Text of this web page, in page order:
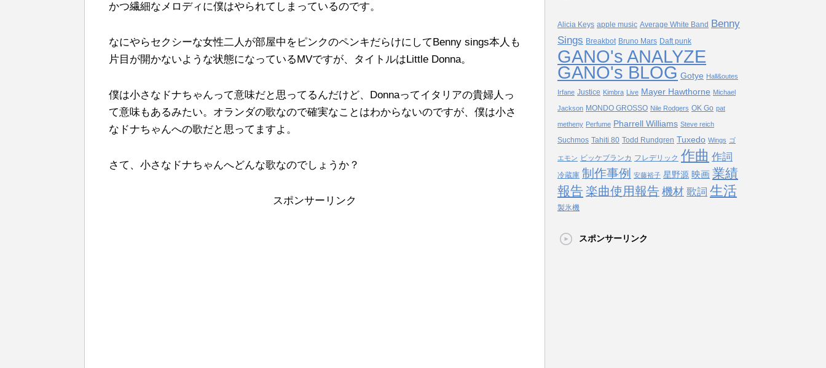
かつ繊細なメロディに僕はやられてしまっているのです。
なにやらセクシーな女性二人が部屋中をピンクのペンキだらけにしてBenny sings本人も
片目が開かないような状態になっているMVですが、タイトルはLittle Donna。
僕は小さなドナちゃんって意味だと思ってるんだけど、Donnaってイタリアの貴婦人っ
て意味もあるみたい。オランダの歌なので確実なことはわからないのですが、僕は小さ
なドナちゃんへの歌だと思ってますよ。
さて、小さなドナちゃんへどんな歌なのでしょうか？
スポンサーリンク
Alicia Keys apple music Average White Band Benny
Sings Breakbot Bruno Mars Daft punk
GANO's ANALYZE
GANO's BLOG Gotye Hall&outes
Irfane Justice Kimbra Live Mayer Hawthorne Michael
Jackson MONDO GROSSO Nile Rodgers OK Go pat
metheny Perfume Pharrell Williams Steve reich
Suchmos Tahiti 80 Todd Rundgren Tuxedo Wings ゴ
エモン ビッケブランカ フレデリック 作曲 作詞
冷蔵庫 制作事例 安藤裕子 星野源 映画 業績
報告 楽曲使用報告機材 歌詞 生活
製氷機
スポンサーリンク